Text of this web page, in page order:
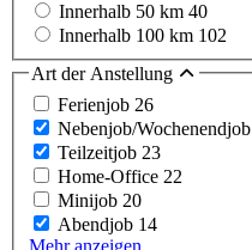
Innerhalb 50 km 40
Innerhalb 100 km 102
Art der Anstellung
Ferienjob 26
Nebenjob/Wochenendjob
Teilzeitjob 23
Home-Office 22
Minijob 20
Abendjob 14
Mehr anzeigen